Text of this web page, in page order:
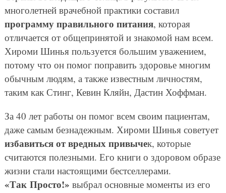
многолетней врачебной практики составил
программу правильного питания, которая
отличается от общепринятой и знакомой нам всем.
Хироми Шинья пользуется большим уважением,
потому что он помог поправить здоровье многим
обычным людям, а также известным личностям,
таким как Стинг, Кевин Кляйн, Дастин Хоффман.
За 40 лет работы он помог всем своим пациентам,
даже самым безнадежным. Хироми Шинья советует
избавиться от вредных привычек, которые
считаются полезными. Его книги о здоровом образе
жизни стали настоящими бестселлерами.
«Так Просто!» выбрал основные моменты из его